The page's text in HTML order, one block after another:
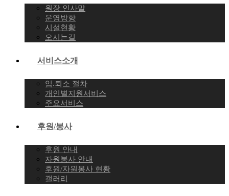
원장 인사말
운영방향
시설현황
오시는길
서비스소개
입.퇴소 절차
개인별지원서비스
주요서비스
후원/봉사
후원 안내
자원봉사 안내
후원/자원봉사 현황
갤러리